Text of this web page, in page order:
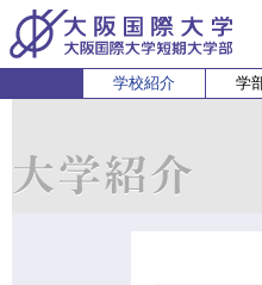
学校紹介 学
経営学科